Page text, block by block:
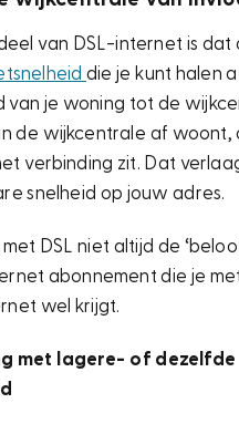
van DSL-internet is dat
die je kunt halen
van je woning tot de
de wijkcentrale af woont,
verbinding zit. Dat
snelheid op jouw adres.
DSL niet altijd de
abonnement die je
wel krijgt.
met lagere- of dezelfde